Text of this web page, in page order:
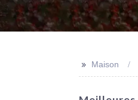
>> Maison